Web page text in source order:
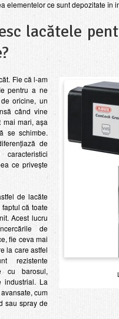
elementelor ce sunt depozitate în
lacătele
Fie că l-am
pentru a ne
oricine, un
când vine
mari, așa
se schimbe.
de
ce privește
de lacăte
că toate
Acest lucru
de
fie ceva mai
la care astfel
rezistente
cu barosul,
industrial. La
cum
sau spray de